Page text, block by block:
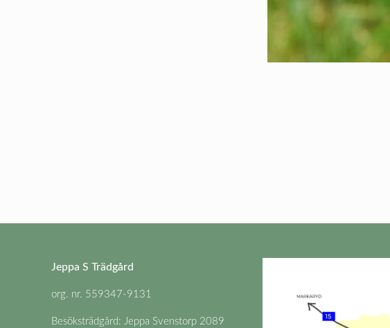
Jeppa S Trädgård
org. nr. 559347-9131
Besöksträdgård: Jeppa Svenstorp 2089